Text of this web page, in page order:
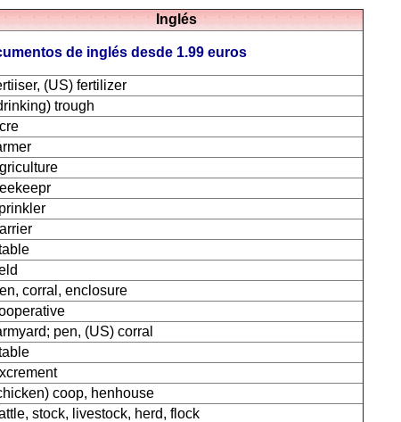
Inglés
de inglés desde 1.99 euros
(US) fertilizer
trough
corral, enclosure
pen, (US) corral
coop, henhouse
stock, livestock, herd, flock